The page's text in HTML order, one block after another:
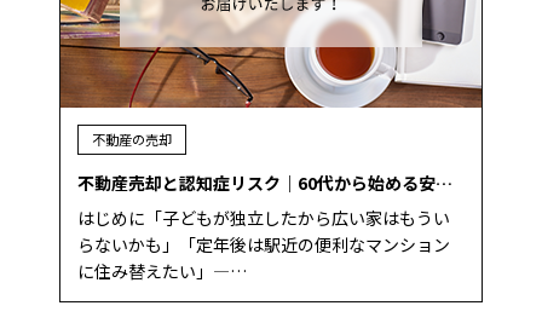
不動産の売却
不動産売却と認知症リスク｜60代から始める安…
はじめに「子どもが独立したから広い家はもうい
らないかも」「定年後は駅近の便利なマンション
に住み替えたい」―…